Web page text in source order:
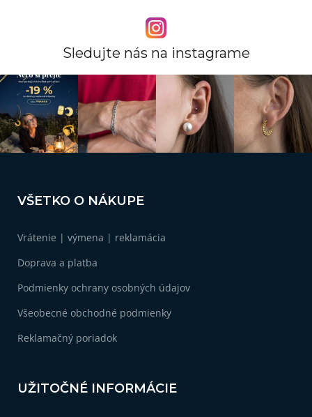
Lacný darček pre kamarátku
Darček pre dospelú dcéru 3
Darček k odchodu na materskú 3
Darček pre asistentku 3
Darček pre priateľku k narodeninám
Darček pre priateľku 3
Vianočné darčeky pre ženy
Sledujte nás na instagrame
VŠETKO O NÁKUPE
Vrátenie | výmena | reklamácia
Doprava a platba
Podmienky ochrany osobných údajov
Všeobecné obchodné podmienky
Reklamačný poriadok
UŽITOČNÉ INFORMÁCIE